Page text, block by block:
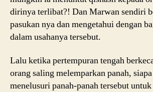
dirinya terlibat?! Dan Marwan sendiri
pasukan nya dan mengetahui dengan
dalam usahanya tersebut.
Lalu ketika pertempuran tengah
orang saling melemparkan panah,
menelusuri panah-panah tersebut